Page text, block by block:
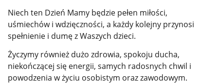
Niech ten Dzień Mamy będzie pełen miłości,
uśmiechów i wdzięczności, a każdy kolejny przynosi
spełnienie i dumę z Waszych dzieci.
Życzymy również dużo zdrowia, spokoju ducha,
niekończącej się energii, samych radosnych chwil i
powodzenia w życiu osobistym oraz zawodowym.